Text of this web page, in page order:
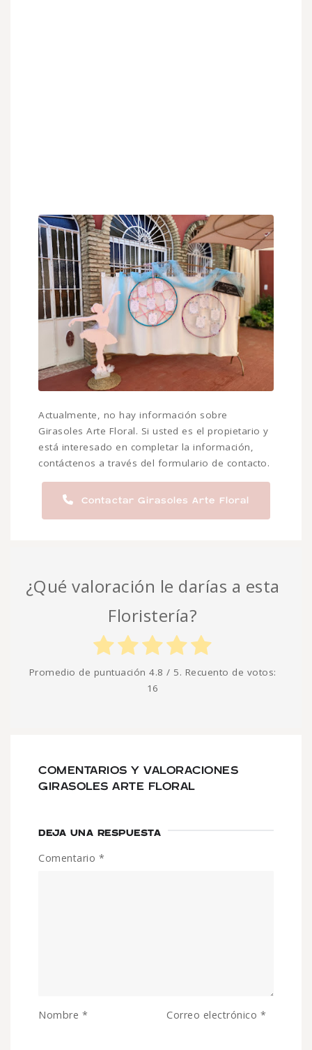
Actualmente, no hay información sobre
Girasoles Arte Floral. Si usted es el propietario y
está interesado en completar la información,
contáctenos a través del formulario de contacto.
Contactar Girasoles Arte Floral
¿Qué valoración le darías a esta
Floristería?
Promedio de puntuación 4.8 / 5. Recuento de votos:
16
COMENTARIOS Y VALORACIONES
GIRASOLES ARTE FLORAL
DEJA UNA RESPUESTA
Comentario *
Nombre * Correo electrónico *